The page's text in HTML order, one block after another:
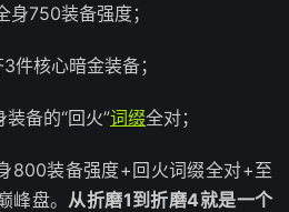
身750装备强度；
件核心暗金装备；
备的“回火”词缀全对；
800装备强度+回火词缀全对+至
盘。 从折磨1到折磨4就是一个